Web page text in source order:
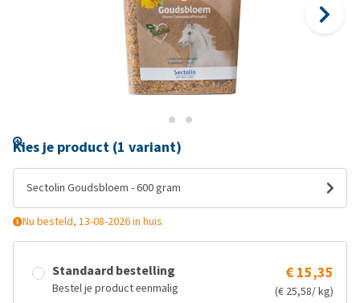
Kies je product (1 variant)
Sectolin Goudsbloem - 600 gram
Nu besteld, 13-08-2026 in huis
Standaard bestelling
Bestel je product eenmalig
€ 15,35
(€ 25,58/ kg)